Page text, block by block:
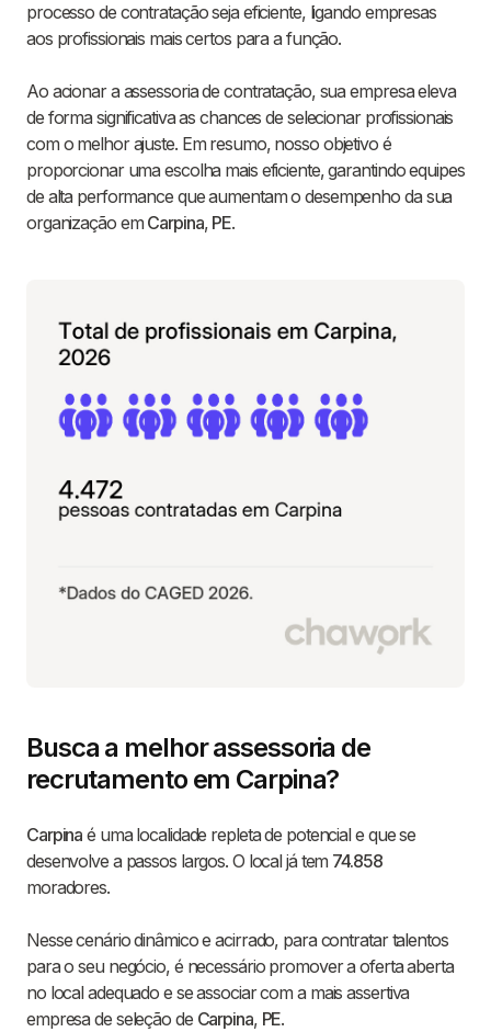
processo de contratação seja eficiente, ligando empresas
aos profissionais mais certos para a função.
Ao acionar a assessoria de contratação, sua empresa eleva
de forma significativa as chances de selecionar profissionais
com o melhor ajuste. Em resumo, nosso objetivo é
proporcionar uma escolha mais eficiente, garantindo equipes
de alta performance que aumentam o desempenho da sua
organização em Carpina, PE.
Busca a melhor assessoria de
recrutamento em Carpina?
Carpina é uma localidade repleta de potencial e que se
desenvolve a passos largos. O local já tem 74.858
moradores.
Nesse cenário dinâmico e acirrado, para contratar talentos
para o seu negócio, é necessário promover a oferta aberta
no local adequado e se associar com a mais assertiva
empresa de seleção de Carpina, PE.